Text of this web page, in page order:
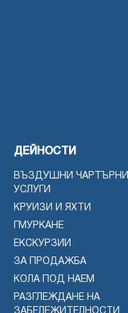
ДЕЙНОСТИ
ВЪЗДУШНИ ЧАРТЪРНИ
УСЛУГИ
КРУИЗИ И ЯХТИ
ГМУРКАНЕ
ЕКСКУРЗИИ
ЗА ПРОДАЖБА
КОЛА ПОД НАЕМ
РАЗГЛЕЖДАНЕ НА
ЗАБЕЛЕЖИТЕЛНОСТИ